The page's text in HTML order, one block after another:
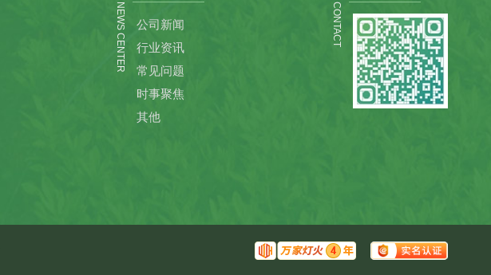
NEWS CENTER
公司新闻
行业资讯
常见问题
时事聚焦
其他
CONTACT